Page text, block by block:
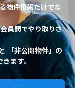
物件情報だけでな
員間でやり取りさ
「非公開物件」の
ます。